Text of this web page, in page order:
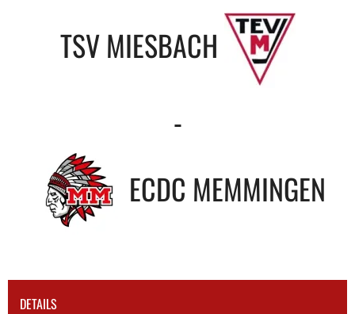
TSV MIESBACH
-
ECDC MEMMINGEN
DETAILS